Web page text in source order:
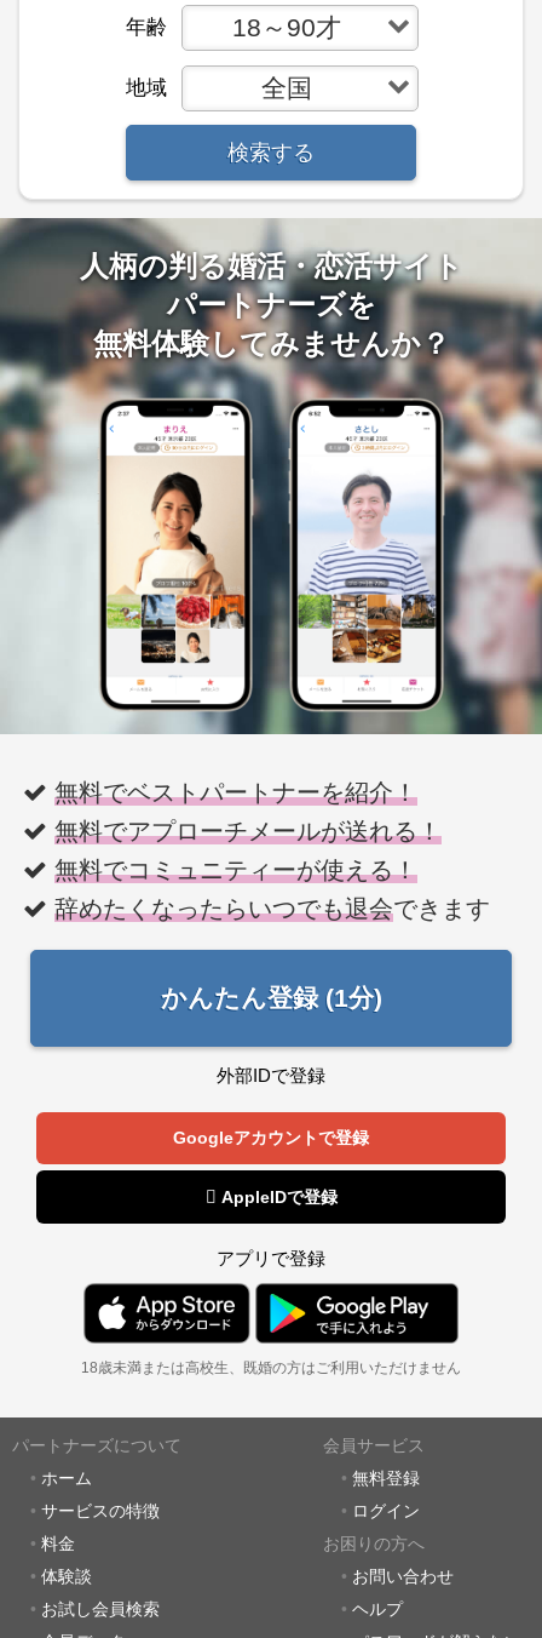
年齢 18～90才
地域 全国
検索する
人柄の判る婚活・恋活サイト
パートナーズを
無料体験してみませんか？
無料でベストパートナーを紹介！
無料でアプローチメールが送れる！
無料でコミュニティーが使える！
辞めたくなったらいつでも退会できます
かんたん登録 (1分)
外部IDで登録
Googleアカウントで登録
 AppleIDで登録
アプリで登録
18歳未満または高校生、既婚の方はご利用いただけません
パートナーズについて
ホーム
サービスの特徴
料金
体験談
お試し会員検索
会員サービス
無料登録
ログイン
お困りの方へ
お問い合わせ
ヘルプ